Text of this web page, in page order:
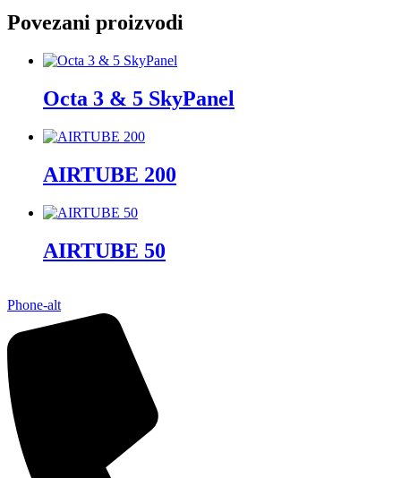
Povezani proizvodi
Octa 3 & 5 SkyPanel
AIRTUBE 200
AIRTUBE 50
Phone-alt